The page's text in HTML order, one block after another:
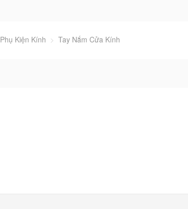
Phụ Kiện Kính > Tay Nắm Cửa Kính